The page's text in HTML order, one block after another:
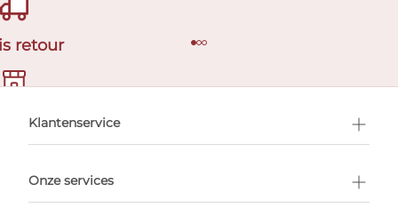
retour
afspraak
Klantenservice
Onze services